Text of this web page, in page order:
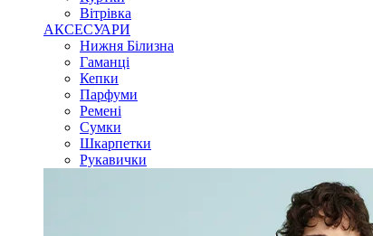
Вітрівка
АКСЕСУАРИ
Нижня Білизна
Гаманці
Кепки
Парфуми
Ремені
Сумки
Шкарпетки
Рукавички